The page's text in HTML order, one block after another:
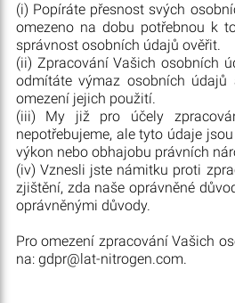
(i) Popíráte přesnost svých
omezeno na dobu potřebnou k
správnost osobních údajů ověřit.
(ii) Zpracování Vašich osobních
odmítáte výmaz osobních
omezení jejich použití.
(iii) My již pro účely
nepotřebujeme, ale tyto údaje
výkon nebo obhajobu právních
(iv) Vznesli jste námitku proti
zjištění, zda naše oprávněné
oprávněnými důvody.
Pro omezení zpracování Vašich
na: gdpr@lat-nitrogen.com.